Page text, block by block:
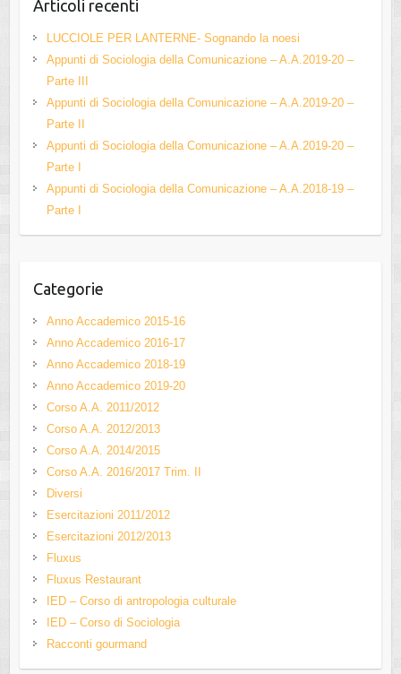
b
o
o
k
u
b
e
h
a
n
Articoli recenti
LUCCIOLE PER LANTERNE- Sognando la noesi
Appunti di Sociologia della Comunicazione – A.A.2019-20 –
Parte III
Appunti di Sociologia della Comunicazione – A.A.2019-20 –
Parte II
Appunti di Sociologia della Comunicazione – A.A.2019-20 –
Parte I
Appunti di Sociologia della Comunicazione – A.A.2018-19 –
Parte I
Categorie
Anno Accademico 2015-16
Anno Accademico 2016-17
Anno Accademico 2018-19
Anno Accademico 2019-20
Corso A.A. 2011/2012
Corso A.A. 2012/2013
Corso A.A. 2014/2015
Corso A.A. 2016/2017 Trim. II
Diversi
Esercitazioni 2011/2012
Esercitazioni 2012/2013
Fluxus
Fluxus Restaurant
IED – Corso di antropologia culturale
IED – Corso di Sociologia
Racconti gourmand